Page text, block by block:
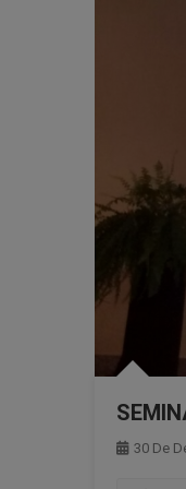
30 De